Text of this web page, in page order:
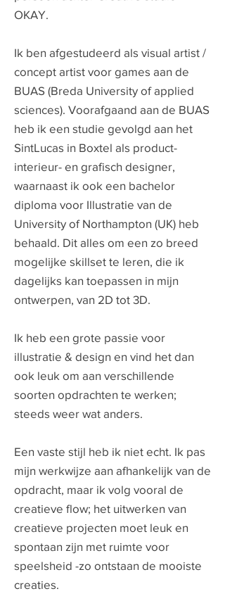
OKAY.
Ik ben afgestudeerd als visual artist /
concept artist voor games aan de
BUAS (Breda University of applied
sciences). Voorafgaand aan de BUAS
heb ik een studie gevolgd aan het
SintLucas in Boxtel als product-
interieur- en grafisch designer,
waarnaast ik ook een bachelor
diploma voor Illustratie van de
University of Northampton (UK) heb
behaald. Dit alles om een zo breed
mogelijke skillset te leren, die ik
dagelijks kan toepassen in mijn
ontwerpen, van 2D tot 3D.
Ik heb een grote passie voor
illustratie & design en vind het dan
ook leuk om aan verschillende
soorten opdrachten te werken;
steeds weer wat anders.
Een vaste stijl heb ik niet echt. Ik pas
mijn werkwijze aan afhankelijk van de
opdracht, maar ik volg vooral de
creatieve flow; het uitwerken van
creatieve projecten moet leuk en
spontaan zijn met ruimte voor
speelsheid -zo ontstaan de mooiste
creaties.